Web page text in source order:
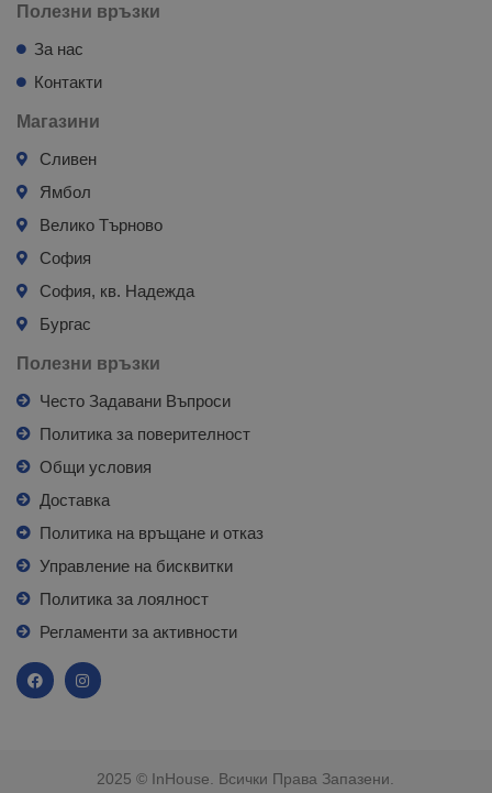
Полезни връзки
За нас
Контакти
Магазини
Сливен
Ямбол
Велико Търново
София
София, кв. Надежда
Бургас
Полезни връзки
Често Задавани Въпроси
Политика за поверителност
Общи условия
Доставка
Политика на връщане и отказ
Управление на бисквитки
Политика за лоялност
Регламенти за активности
2025 © InHouse. Всички Права Запазени.